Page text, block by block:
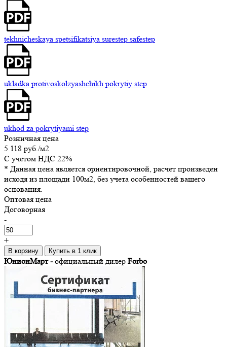
tekhnicheskaya spetsifikatsiya surestep safestep
ukladka protivoskolzyashchikh pokrytiy step
ukhod za pokrytiyami step
Розничная цена
5 118 руб./м2
C учётом НДС 22%
* Данная цена является ориентировочной, расчет произведен
исходя из площади 100м2, без учета особенностей вашего
основания.
Оптовая цена
Договорная
-
+
В корзину Купить в 1 клик
ЮнионМарт -официальный дилер Forbo